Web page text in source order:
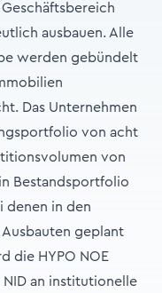
ausbauen. Alle
werden gebündelt
Das Unternehmen
von acht
von
Bestandsportfolio
denen in den
geplant
die HYPO NOE
an institutionelle